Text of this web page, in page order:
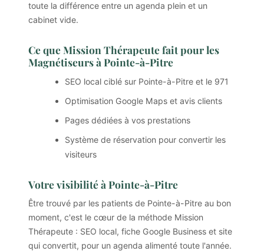
toute la différence entre un agenda plein et un
cabinet vide.
Ce que Mission Thérapeute fait pour les
Magnétiseurs à Pointe-à-Pitre
SEO local ciblé sur Pointe-à-Pitre et le 971
Optimisation Google Maps et avis clients
Pages dédiées à vos prestations
Système de réservation pour convertir les
visiteurs
Votre visibilité à Pointe-à-Pitre
Être trouvé par les patients de Pointe-à-Pitre au bon
moment, c'est le cœur de la méthode Mission
Thérapeute : SEO local, fiche Google Business et site
qui convertit, pour un agenda alimenté toute l'année.